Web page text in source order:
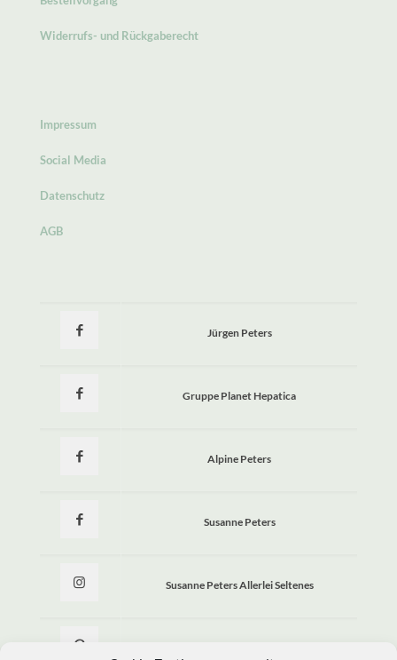
Widerrufs- und Rückgaberecht
Impressum
Social Media
Datenschutz
AGB
Jürgen Peters
Gruppe Planet Hepatica
Alpine Peters
Susanne Peters
Susanne Peters Allerlei Seltenes